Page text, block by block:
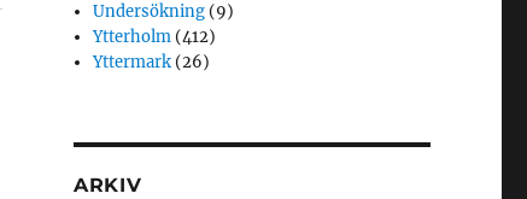
Undersökning (9)
Ytterholm (412)
Yttermark (26)
ARKIV